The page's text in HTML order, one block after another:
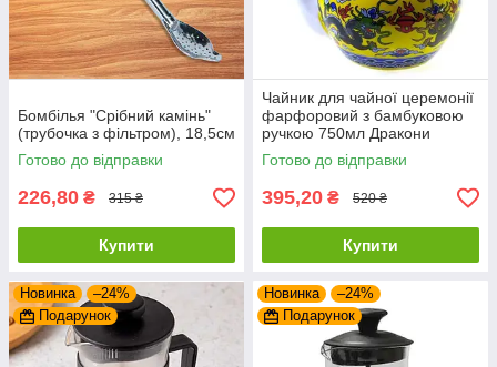
Бомбілья "Срібний камінь"
(трубочка з фільтром), 18,5см
Готово до відправки
226,80 ₴ 315 ₴
Купити
Чайник для чайної церемонії
фарфоровий з бамбуковою
ручкою 750мл Дракони
Готово до відправки
395,20 ₴ 520 ₴
Купити
Новинка
–24%
Подарунок
Новинка
–24%
Подарунок